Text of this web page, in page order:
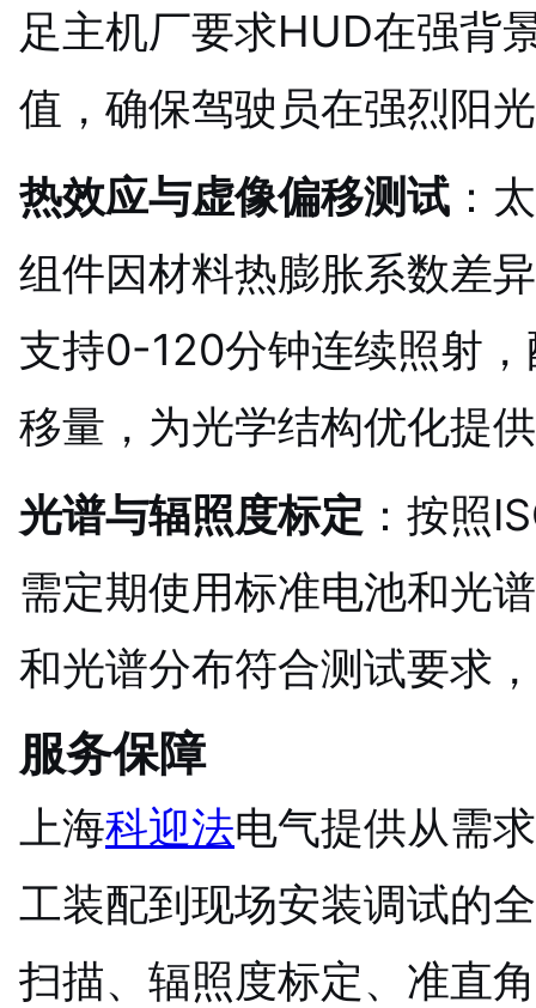
足主机厂要求HUD在强背
值，确保驾驶员在强烈阳
热效应与虚像偏移测试 ：
组件因材料热膨胀系数差
支持0-120分钟连续照射
移量，为光学结构优化提
光谱与辐照度标定 ：按照
需定期使用标准电池和光
和光谱分布符合测试要求
服务保障
上海科迎法电气提供从需
工装配到现场安装调试的
扫描、辐照度标定、准直